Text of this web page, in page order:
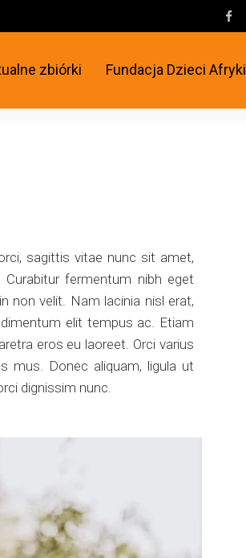
zbiórki Fundacja Dzieci Afryki
sagittis vitae nunc sit amet,
fermentum nibh eget
non velit. Nam lacinia nisl erat,
elit tempus ac. Etiam
eros eu laoreet. Orci varius
mus. Donec aliquam, ligula ut
dignissim nunc.